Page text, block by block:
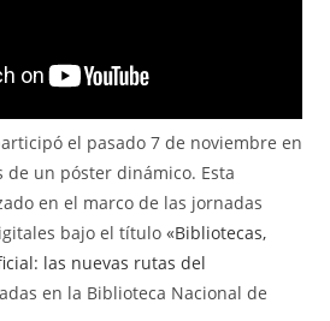
el pasado 7 de noviembre en
de un póster dinámico. Esta
en el marco de las jornadas
bajo el título«Bibliotecas,
las nuevas rutas del
en la Biblioteca Nacional de